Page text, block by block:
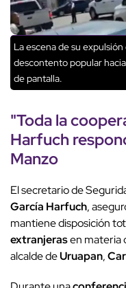
La escena de su
descontento popular
de pantalla.
"Toda la
Harfuch
Manzo
El secretario de
García Harfuch,
mantiene disposición
extranjerasen materia
alcalde deUruapan,